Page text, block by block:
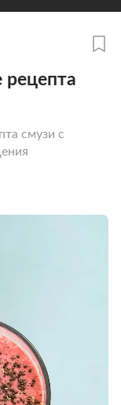
рецепта
смузи с